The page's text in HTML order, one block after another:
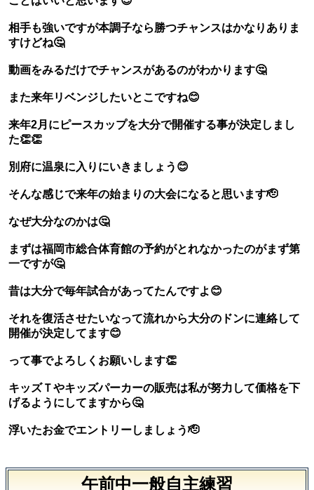
相手も強いですが本調子なら勝つチャンスはかなりありま
すけどね🤔
動画をみるだけでチャンスがあるのがわかります🤔
また来年リベンジしたいとこですね😊
来年2月にピースカップを大分で開催する事が決定しまし
た👏👏
別府に温泉に入りにいきましょう😊
そんな感じで来年の始まりの大会になると思います🫡
なぜ大分なのかは🤔
まずは福岡市総合体育館の予約がとれなかったのがまず第
一ですが🤔
昔は大分で毎年試合があってたんですよ😊
それを復活させたいなって流れから大分のドンに連絡して
開催が決定してます😊
って事でよろしくお願いします👏
キッズＴやキッズパーカーの販売は私が努力して価格を下
げるようにしてますから🤔
浮いたお金でエントリーしましょう🫡
午前中一般自主練習